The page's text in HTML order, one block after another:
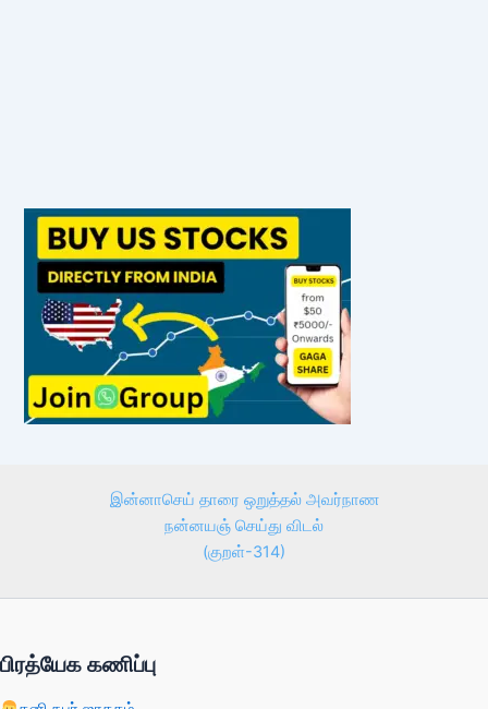
இன்னாசெய் தாரை ஒறுத்தல் அவர்நாண
நன்னயஞ் செய்து விடல்
(குறள்-314)
பிரத்யேக கணிப்பு